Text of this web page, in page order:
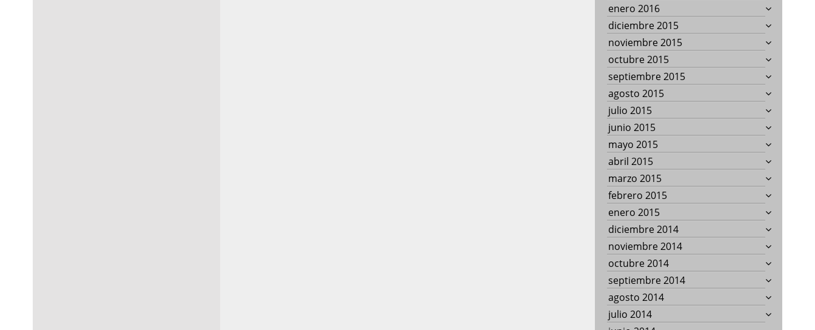
enero 2016
diciembre 2015
noviembre 2015
octubre 2015
septiembre 2015
agosto 2015
julio 2015
junio 2015
mayo 2015
abril 2015
marzo 2015
febrero 2015
enero 2015
diciembre 2014
noviembre 2014
octubre 2014
septiembre 2014
agosto 2014
julio 2014